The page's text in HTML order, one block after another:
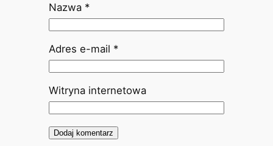
Nazwa *
Adres e-mail *
Witryna internetowa